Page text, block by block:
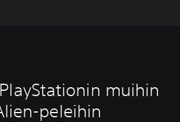
muihin
peleihin